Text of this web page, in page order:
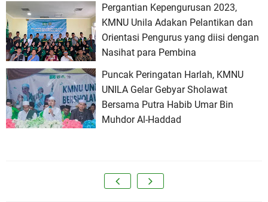
Pergantian Kepengurusan 2023,
KMNU Unila Adakan Pelantikan dan
Orientasi Pengurus yang diisi dengan
Nasihat para Pembina
Puncak Peringatan Harlah, KMNU
UNILA Gelar Gebyar Sholawat
Bersama Putra Habib Umar Bin
Muhdor Al-Haddad